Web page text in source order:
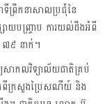
ទីព្រឹកនាសាលប្រជុំនៃ
ាយបញ្ច្រាប ការយល់ដឹងអំពី
៧៩ នាក់។
សាកលវិទ្យាល័យជាតិគ្រប់
ពីក្រសួងប្រៃសណីយ៍ និង